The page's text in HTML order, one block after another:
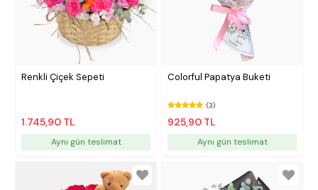
Renkli Çiçek Sepeti
1.745,90 TL
Aynı gün teslimat
Colorful Papatya Buketi
(3)
925,90 TL
Aynı gün teslimat